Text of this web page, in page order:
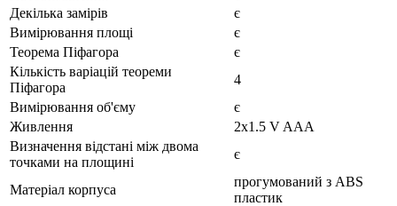
Декілька замірів
є
Вимірювання площі
є
Теорема Піфагора
є
Кількість варіацій теореми
Піфагора
4
Вимірювання об'єму
є
Живлення
2х1.5 V AAA
Визначення відстані між двома
точками на площині
є
Матеріал корпуса
прогумований з ABS
пластик